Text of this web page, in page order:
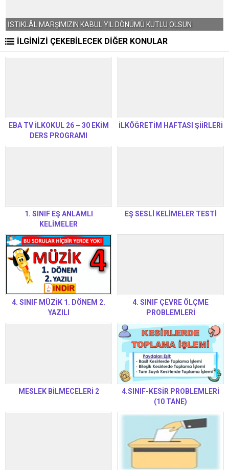
İSTİKLÂL MARŞIMIZIN KABUL YIL DÖNÜMÜ KUTLU OLSUN
İLGİNİZİ ÇEKEBİLECEK DİĞER KONULAR
EBA TV İLKOKUL 26 – 30 EKİM
DERS PROGRAMI
İLKÖĞRETİM HAFTASI ŞİİRLERİ
1. SINIF EŞ ANLAMLI
KELİMELER
EŞ SESLİ KELİMELER TESTİ
4. SINIF MÜZİK 1. DÖNEM 2.
YAZILI
4. SINIF ÇEVRE ÖLÇME
PROBLEMLERİ
MESLEK BİLMECELERİ 2
4.SINIF-KESİR PROBLEMLERİ
(10 TANE)